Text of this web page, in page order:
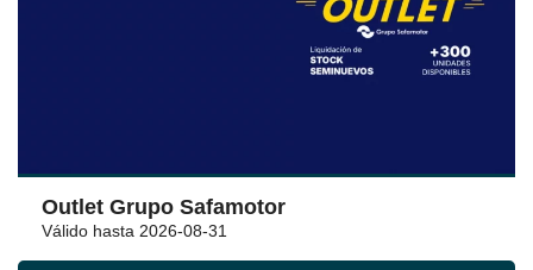
Outlet Grupo Safamotor
Válido hasta 2026-08-31